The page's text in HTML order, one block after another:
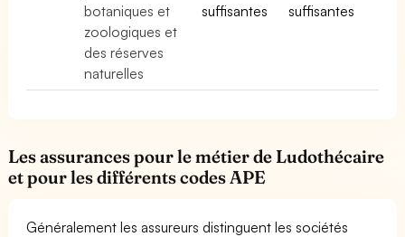
botaniques et
zoologiques et
des réserves
naturelles
suffisantes
suffisantes
Les assurances pour le métier de Ludothécaire
et pour les différents codes APE
Généralement les assureurs distinguent les sociétés